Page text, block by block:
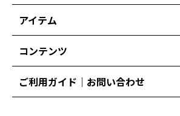
アイテム
コンテンツ
ご利用ガイド｜お問い合わせ